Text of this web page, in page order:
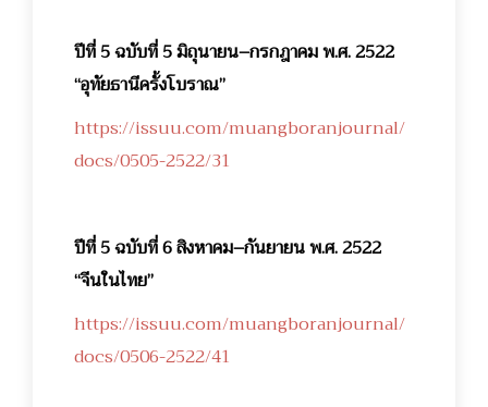
ปีที่ 5 ฉบับที่ 5 มิถุนายน–กรกฎาคม พ.ศ. 2522
“อุทัยธานีครั้งโบราณ”
https://issuu.com/muangboranjournal/
docs/0505-2522/31
ปีที่ 5 ฉบับที่ 6 สิงหาคม–กันยายน พ.ศ. 2522
“จีนในไทย”
https://issuu.com/muangboranjournal/
docs/0506-2522/41